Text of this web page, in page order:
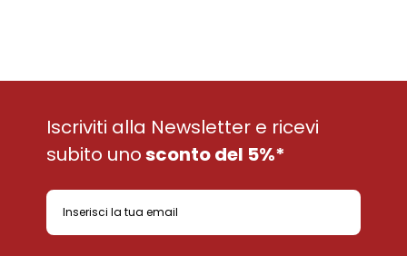
Iscriviti alla Newsletter e ricevi
subito unosconto del 5%*